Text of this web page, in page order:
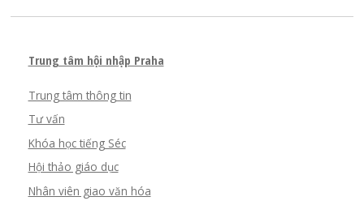
Trung tâm hội nhập Praha
Trung tâm thông tin
Tư vấn
Khóa học tiếng Séc
Hội thảo giáo dục
Nhân viên giao văn hóa